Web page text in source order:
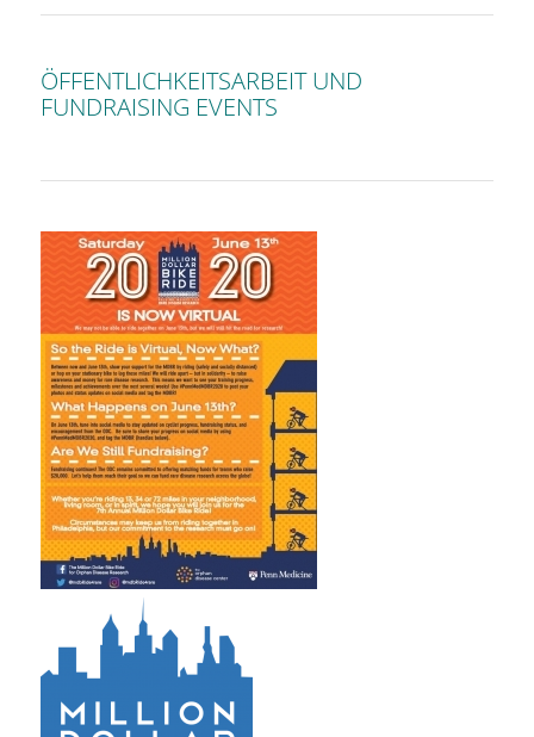
ÖFFENTLICHKEITSARBEIT UND
FUNDRAISING EVENTS